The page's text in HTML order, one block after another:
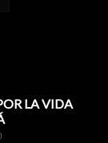
LA VIDA